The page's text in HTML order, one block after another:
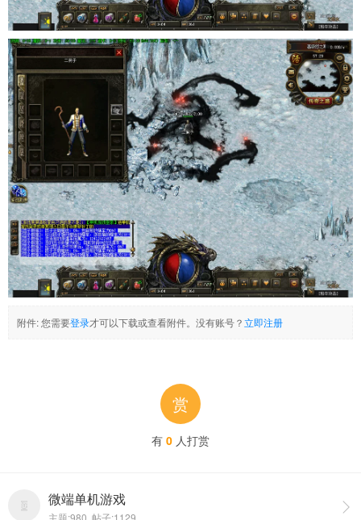
附件:您需要登录才可以下载或查看附件。没有账号？立即注册
赏
有 0 人打赏

微端单机游戏
主题:980 帖子:1129